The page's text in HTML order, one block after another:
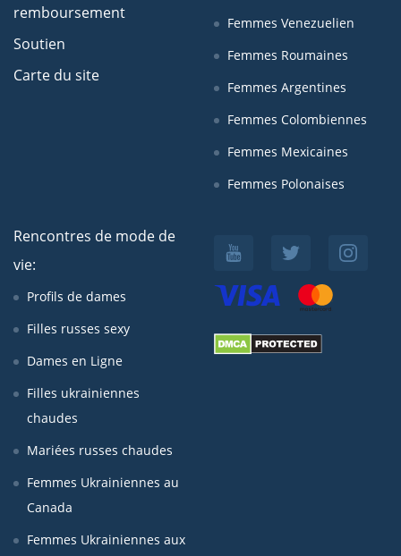
remboursement
Soutien
Carte du site
Femmes Venezuelien
Femmes Roumaines
Femmes Argentines
Femmes Colombiennes
Femmes Mexicaines
Femmes Polonaises
Rencontres de mode de
vie:
Profils de dames
Filles russes sexy
Dames en Ligne
Filles ukrainiennes
chaudes
Mariées russes chaudes
Femmes Ukrainiennes au
Canada
Femmes Ukrainiennes aux